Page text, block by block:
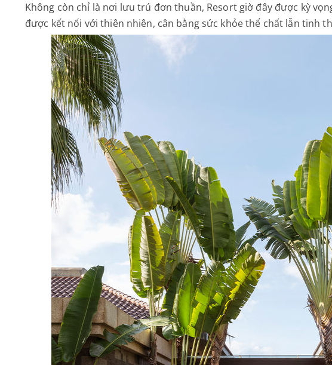
Không còn chỉ là nơi lưu trú đơn thuần, Resort giờ đây được kỳ
được kết nối với thiên nhiên, cân bằng sức khỏe thể chất lẫn tinh